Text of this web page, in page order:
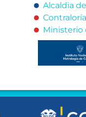
Alcaldia
Ministerio